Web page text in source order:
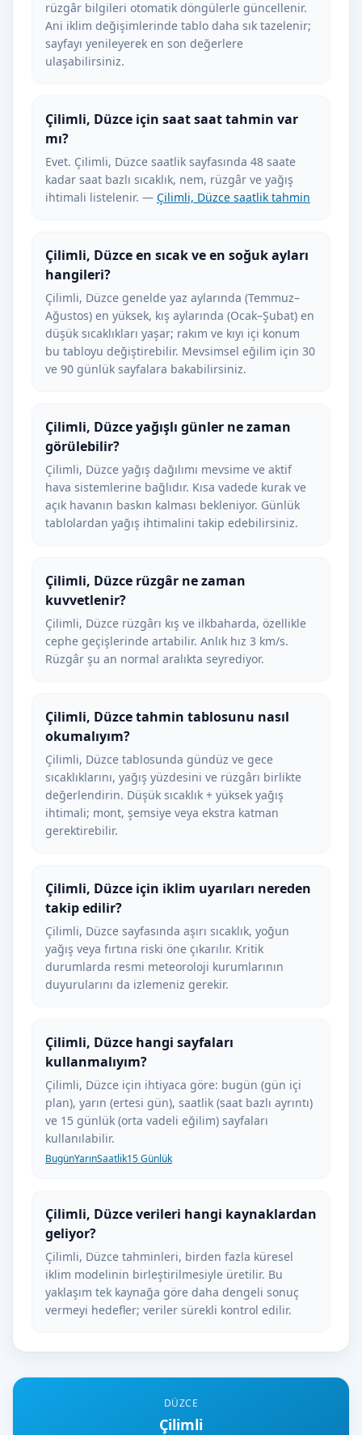
DÜZCE
Çilimli
rüzgâr bilgileri otomatik döngülerle güncellenir.
Ani iklim değişimlerinde tablo daha sık tazelenir;
sayfayı yenileyerek en son değerlere
ulaşabilirsiniz.
Çilimli, Düzce için saat saat tahmin var
mı?
Evet. Çilimli, Düzce saatlik sayfasında 48 saate
kadar saat bazlı sıcaklık, nem, rüzgâr ve yağış
ihtimali listelenir. — Çilimli, Düzce saatlik tahmin
Çilimli, Düzce en sıcak ve en soğuk ayları
hangileri?
Çilimli, Düzce genelde yaz aylarında (Temmuz–
Ağustos) en yüksek, kış aylarında (Ocak–Şubat) en
düşük sıcaklıkları yaşar; rakım ve kıyı içi konum
bu tabloyu değiştirebilir. Mevsimsel eğilim için 30
ve 90 günlük sayfalara bakabilirsiniz.
Çilimli, Düzce yağışlı günler ne zaman
görülebilir?
Çilimli, Düzce yağış dağılımı mevsime ve aktif
hava sistemlerine bağlıdır. Kısa vadede kurak ve
açık havanın baskın kalması bekleniyor. Günlük
tablolardan yağış ihtimalini takip edebilirsiniz.
Çilimli, Düzce rüzgâr ne zaman
kuvvetlenir?
Çilimli, Düzce rüzgârı kış ve ilkbaharda, özellikle
cephe geçişlerinde artabilir. Anlık hız 3 km/s.
Rüzgâr şu an normal aralıkta seyrediyor.
Çilimli, Düzce tahmin tablosunu nasıl
okumalıyım?
Çilimli, Düzce tablosunda gündüz ve gece
sıcaklıklarını, yağış yüzdesini ve rüzgârı birlikte
değerlendirin. Düşük sıcaklık + yüksek yağış
ihtimali; mont, şemsiye veya ekstra katman
gerektirebilir.
Çilimli, Düzce için iklim uyarıları nereden
takip edilir?
Çilimli, Düzce sayfasında aşırı sıcaklık, yoğun
yağış veya fırtına riski öne çıkarılır. Kritik
durumlarda resmi meteoroloji kurumlarının
duyurularını da izlemeniz gerekir.
Çilimli, Düzce hangi sayfaları
kullanmalıyım?
Çilimli, Düzce için ihtiyaca göre: bugün (gün içi
plan), yarın (ertesi gün), saatlik (saat bazlı ayrıntı)
ve 15 günlük (orta vadeli eğilim) sayfaları
kullanılabilir.
BugünYarınSaatlik15 Günlük
Çilimli, Düzce verileri hangi kaynaklardan
geliyor?
Çilimli, Düzce tahminleri, birden fazla küresel
iklim modelinin birleştirilmesiyle üretilir. Bu
yaklaşım tek kaynağa göre daha dengeli sonuç
vermeyi hedefler; veriler sürekli kontrol edilir.